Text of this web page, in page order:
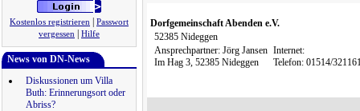
Kostenlos registrieren
Passwort
vergessen
Hilfe
News von DN-News
Diskussionen um Villa
Buth: Erinnerungsort oder
Abriss?
Dorfgemeinschaft Abenden e.V.
52385 Nideggen
Ansprechpartner: Jörg Jansen
Im Hag 3, 52385 Nideggen
Internet:
Telefon: 01514/